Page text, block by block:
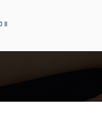
CHS